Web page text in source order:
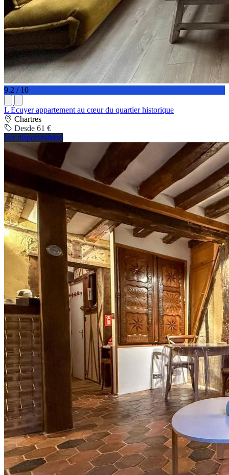
9.2 / 10
L Écuyer appartement au cœur du quartier historique
Chartres
Desde 61 €
Ver disponibilidad